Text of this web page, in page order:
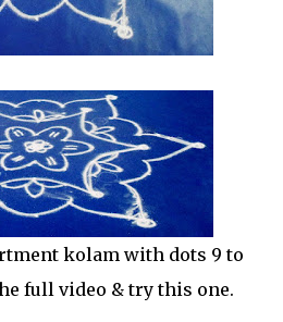
kolam with dots 9 to
full video & try this one.